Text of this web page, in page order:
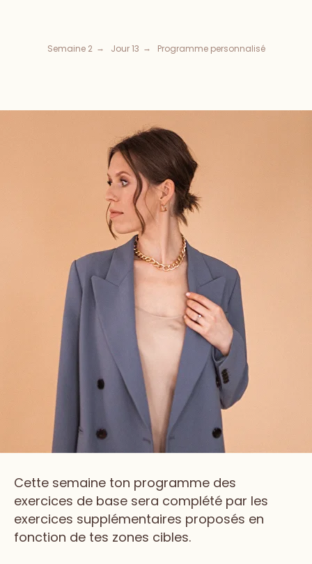
Semaine 2 → Jour 13 → Programme personnalisé
Cette semaine ton programme des
exercices de base sera complété par les
exercices supplémentaires proposés en
fonction de tes zones cibles.